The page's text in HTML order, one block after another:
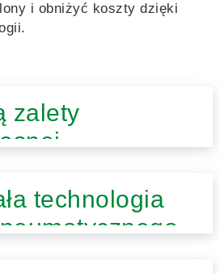
i obniżyć koszty dzięki
zalety
technologia